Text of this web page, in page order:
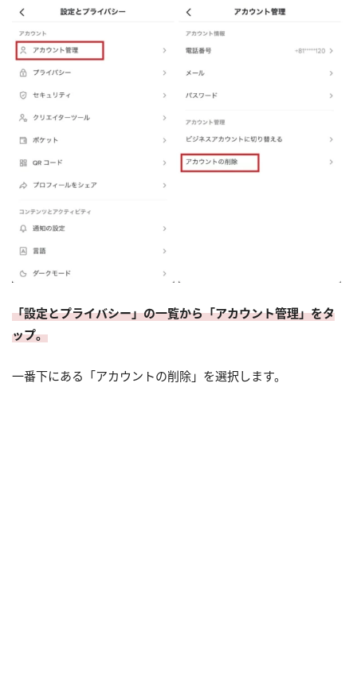
「設定とプライバシー」の一覧から「アカウント管理」をタ
ップ。
一番下にある「アカウントの削除」を選択します。